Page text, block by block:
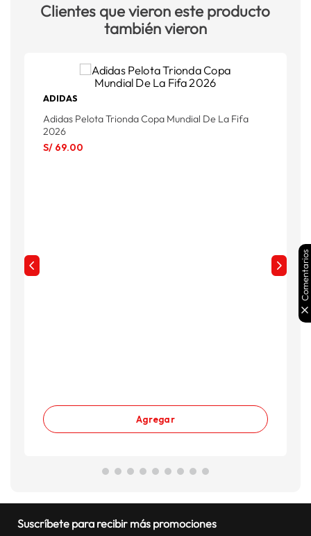
Clientes que vieron este producto
también vieron
ADIDAS
Adidas Pelota Trionda Copa Mundial De La Fifa
2026
S/ 69.00
Agregar
Suscríbete para recibir más promociones
Comentarios